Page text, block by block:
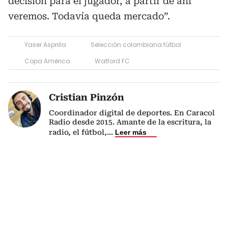
veremos. Todavía queda mercado”.
Yaser Asprilla
Selección colombiana fútbol
Copa América
Watford FC
Cristian Pinzón
Coordinador digital de deportes. En Caracol
Radio desde 2015. Amante de la escritura, la
radio, el fútbol,... Leer más